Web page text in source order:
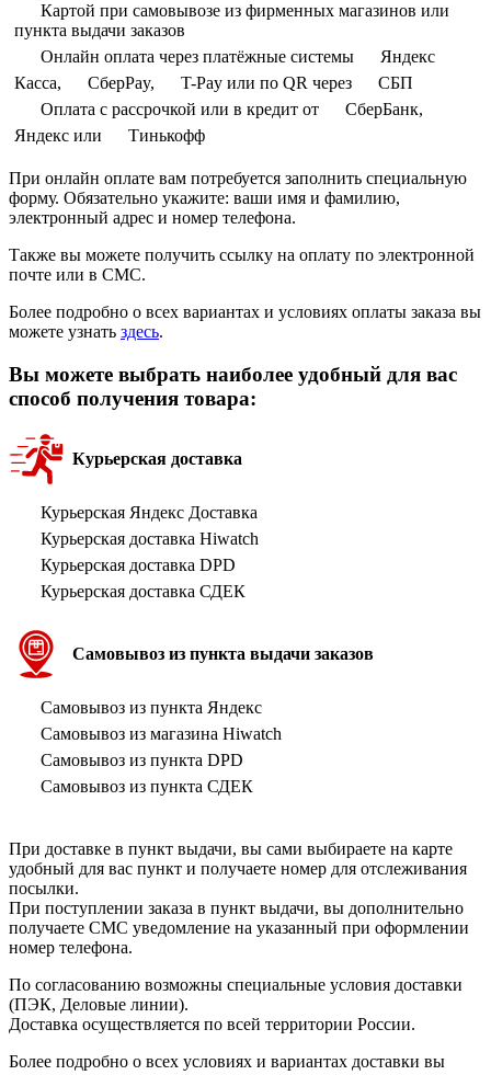
Картой при самовывозе из фирменных магазинов или
пункта выдачи заказов
Онлайн оплата через платёжные системы
Яндекс
Касса,
СберPay, T-Pay или по QR через
СБП
Оплата с рассрочкой или в кредит от
СберБанк,
Яндекс или
Тинькофф
При онлайн оплате вам потребуется заполнить специальную
форму. Обязательно укажите: ваши имя и фамилию,
электронный адрес и номер телефона.
Также вы можете получить ссылку на оплату по электронной
почте или в СМС.
Более подробно о всех вариантах и условиях оплаты заказа вы
можете узнать здесь.
Вы можете выбрать наиболее удобный для вас
способ получения товара:
Курьерская доставка
Курьерская Яндекс Доставка
Курьерская доставка Hiwatch
Курьерская доставка DPD
Курьерская доставка СДЕК
Самовывоз из пункта выдачи заказов
Самовывоз из пункта Яндекс
Самовывоз из магазина Hiwatch
Самовывоз из пункта DPD
Самовывоз из пункта СДЕК
При доставке в пункт выдачи, вы сами выбираете на карте
удобный для вас пункт и получаете номер для отслеживания
посылки.
При поступлении заказа в пункт выдачи, вы дополнительно
получаете СМС уведомление на указанный при оформлении
номер телефона.
По согласованию возможны специальные условия доставки
(ПЭК, Деловые линии).
Доставка осуществляется по всей территории России.
Более подробно о всех условиях и вариантах доставки вы